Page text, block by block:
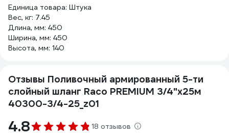
Единица товара: Штука
Вес, кг: 7.45
Длина, мм: 450
Ширина, мм: 450
Высота, мм: 140
Отзывы Поливочный армированный 5-ти
слойный шланг Raco PREMIUM 3/4"x25м
40300-3/4-25_z01
4.8 18 отзывов